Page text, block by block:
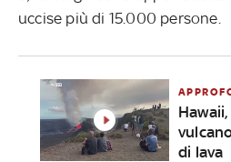
uccise più di 15.000 persone.
di lava